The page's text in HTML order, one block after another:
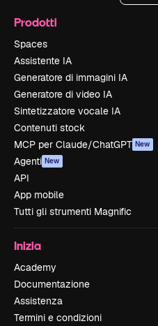
Prodotti
Spaces
Assistente IA
Generatore di immagini IA
Generatore di video IA
Sintetizzatore vocale IA
Contenuti stock
MCP per Claude/ChatGPT New
Agenti New
API
App mobile
Tutti gli strumenti Magnific
Inizia
Academy
Documentazione
Assistenza
Termini e condizioni